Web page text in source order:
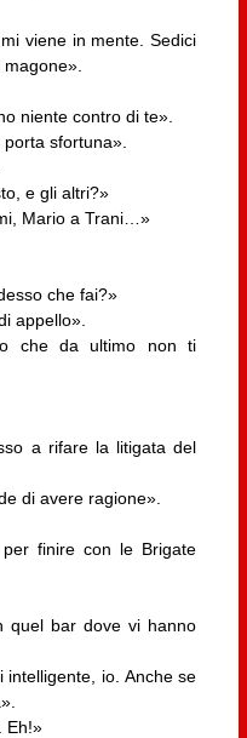
viene in mente. Sedici
niente contro di te».
sfortuna».
e gli altri?»
Mario a Trani…»
che fai?»
appello».
che da ultimo non ti
a rifare la litigata del
di avere ragione».
finire con le Brigate
quel bar dove vi hanno
intelligente, io. Anche se
Eh!»